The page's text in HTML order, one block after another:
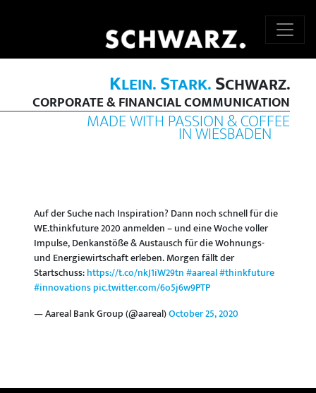
KLEIN.STARK.SCHWARZ.
CORPORATE & FINANCIAL COMMUNICATION
MADE WITH PASSION & COFFEE
IN WIESBADEN
Auf der Suche nach Inspiration? Dann noch schnell für die
WE.thinkfuture 2020 anmelden – und eine Woche voller
Impulse, Denkanstöße & Austausch für die Wohnungs-
und Energiewirtschaft erleben. Morgen fällt der
Startschuss:https://t.co/nkJ1iW29tn#aareal#thinkfuture
#innovationspic.twitter.com/6o5j6w9PTP
— Aareal Bank Group (@aareal)October 25, 2020